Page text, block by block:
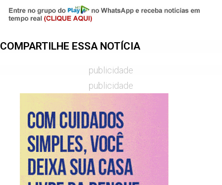
COMPARTILHE ESSA NOTÍCIA
publicidade
publicidade